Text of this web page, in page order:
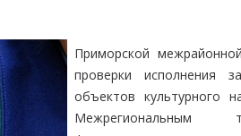
Приморской
проверки исполнения
объектов культурного
Межрегиональным